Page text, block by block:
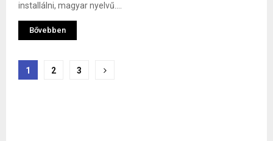
installálni, magyar nyelvű....
Bővebben
Bejegyzések
1 2 3